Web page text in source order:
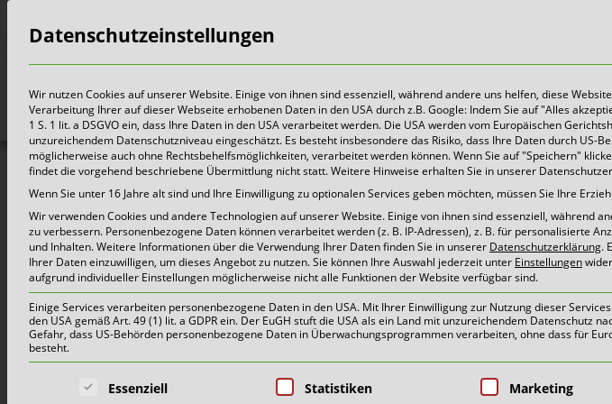
Bürger
Heute für
Aktuelles |
Abfallentsorgung: Beachten Sie
an Ostern!
6. April 2022 |Aktuelles
Datenschutzeinstellungen
Wir nutzen Cookies auf unserer Website. Einige von ihnen sind essenziell, während andere uns helfen, diese
Verarbeitung Ihrer auf dieser Webseite erhobenen Daten in den USA durch z.B. Google: Indem Sie auf "Alles
1 S. 1 lit. a DSGVO ein, dass Ihre Daten in den USA verarbeitet werden. Die USA werden vom Europäischen
unzureichendem Datenschutzniveau eingeschätzt. Es besteht insbesondere das Risiko, dass Ihre Daten durch US-
möglicherweise auch ohne Rechtsbehelfsmöglichkeiten, verarbeitet werden können. Wenn Sie auf "Speichern"
findet die vorgehend beschriebene Übermittlung nicht statt. Weitere Hinweise erhalten Sie in unserer
Wenn Sie unter 16 Jahre alt sind und Ihre Einwilligung zu optionalen Services geben möchten, müssen Sie Ihre
Wir verwenden Cookies und andere Technologien auf unserer Website. Einige von ihnen sind essenziell, während
zu verbessern. Personenbezogene Daten können verarbeitet werden (z. B. IP-Adressen), z. B. für personalisierte
und Inhalten.Weitere Informationen über die Verwendung Ihrer Daten finden Sie in unserer Datenschutzerklärung.
Ihrer Daten einzuwilligen, um dieses Angebot zu nutzen.Sie können Ihre Auswahl jederzeit unter Einstellungen
aufgrund individueller Einstellungen möglicherweise nicht alle Funktionen der Website verfügbar sind.
Einige Services verarbeiten personenbezogene Daten in den USA. Mit Ihrer Einwilligung zur Nutzung dieser
den USA gemäß Art. 49 (1) lit. a GDPR ein. Der EuGH stuft die USA als ein Land mit unzureichendem Datenschutz
Gefahr, dass US-Behörden personenbezogene Daten in Überwachungsprogrammen verarbeiten, ohne dass für
besteht.
Es folgt eine Liste der Service-Gruppen, für die eine
Essenziell Statistiken Marketing